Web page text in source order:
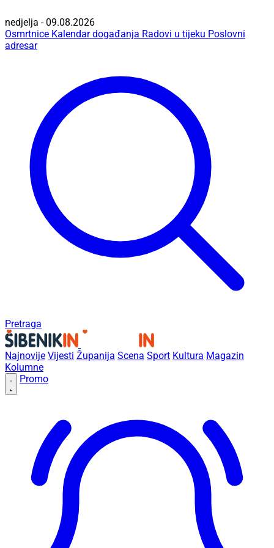
nedjelja - 09.08.2026
Osmrtnice Kalendar događanja Radovi u tijeku Poslovni
adresar
Pretraga
Najnovije Vijesti Županija Scena Sport Kultura Magazin
Kolumne
Promo